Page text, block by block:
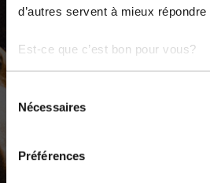
d’autres servent à mieux répondre
Est-ce que c’est bon pour vous?
Sélection
Nécessaires
Préférences
de la scène. Notre principal lieu